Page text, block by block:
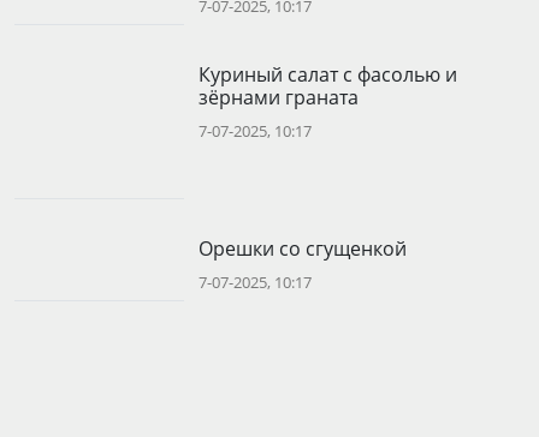
7-07-2025, 10:17
Куриный салат с фасолью и
зёрнами граната
7-07-2025, 10:17
Орешки со сгущенкой
7-07-2025, 10:17